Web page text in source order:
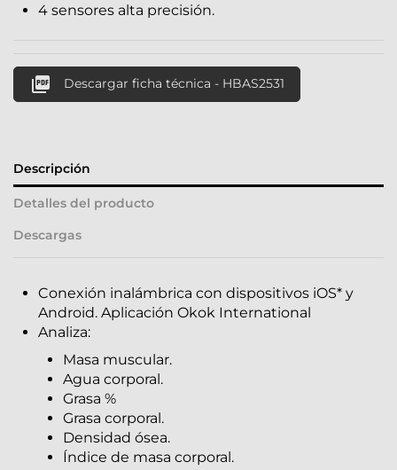
4 sensores alta precisión.
 Descargar ficha técnica - HBAS2531
Descripción
Detalles del producto
Descargas
Conexión inalámbrica con dispositivos iOS* y
Android. Aplicación Okok International
Analiza:
Masa muscular.
Agua corporal.
Grasa %
Grasa corporal.
Densidad ósea.
Índice de masa corporal.